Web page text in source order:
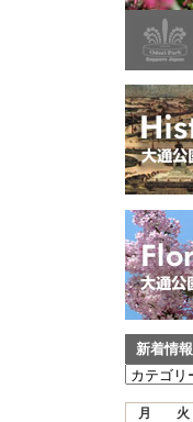
新着情報
新
月 火